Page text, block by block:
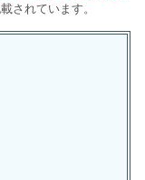
されています。